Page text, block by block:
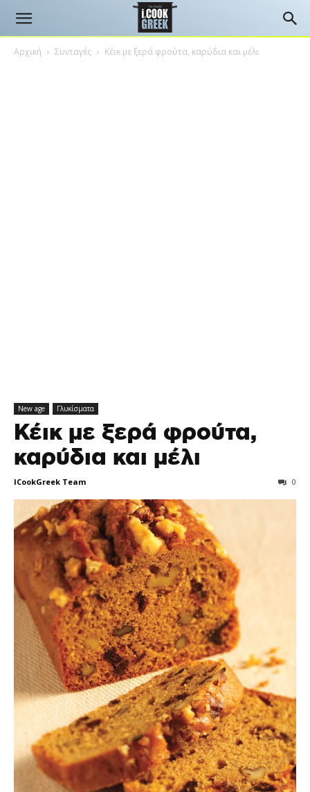
Αρχική Συνταγές Κέικ με ξερά φρούτα, καρύδια και μέλι
New age Γλυκίσματα
Κέικ με ξερά φρούτα,
καρύδια και μέλι
ICookGreek Team 0